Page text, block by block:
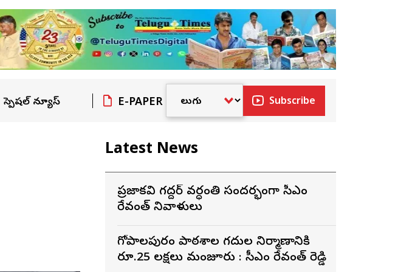
స్పెషల్ న్యూస్ E-PAPER Subscribe
Latest News
ప్రజాకవి గద్దర్‌ వర్ధంతి సందర్భంగా సీఎం
రేవంత్‌ నివాళులు
గోపాల‌పురం పాఠ‌శాల గ‌దుల నిర్మాణానికి
రూ.25 ల‌క్ష‌లు మంజూరు : సీఎం రేవంత్ రెడ్డి